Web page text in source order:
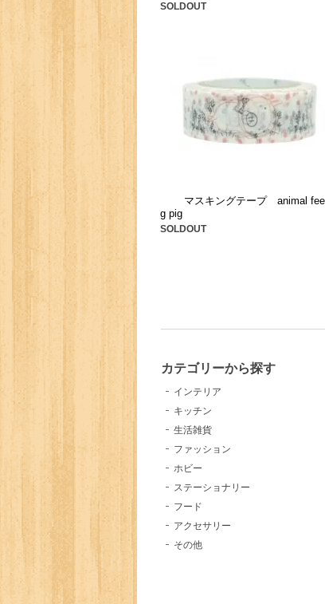
SOLDOUT
マスキングテープ animal
g pig
SOLDOUT
カテゴリーから探す
インテリア
キッチン
生活雑貨
ファッション
ホビー
ステーショナリー
フード
アクセサリー
その他